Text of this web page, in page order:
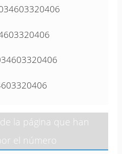
la página que han
el número